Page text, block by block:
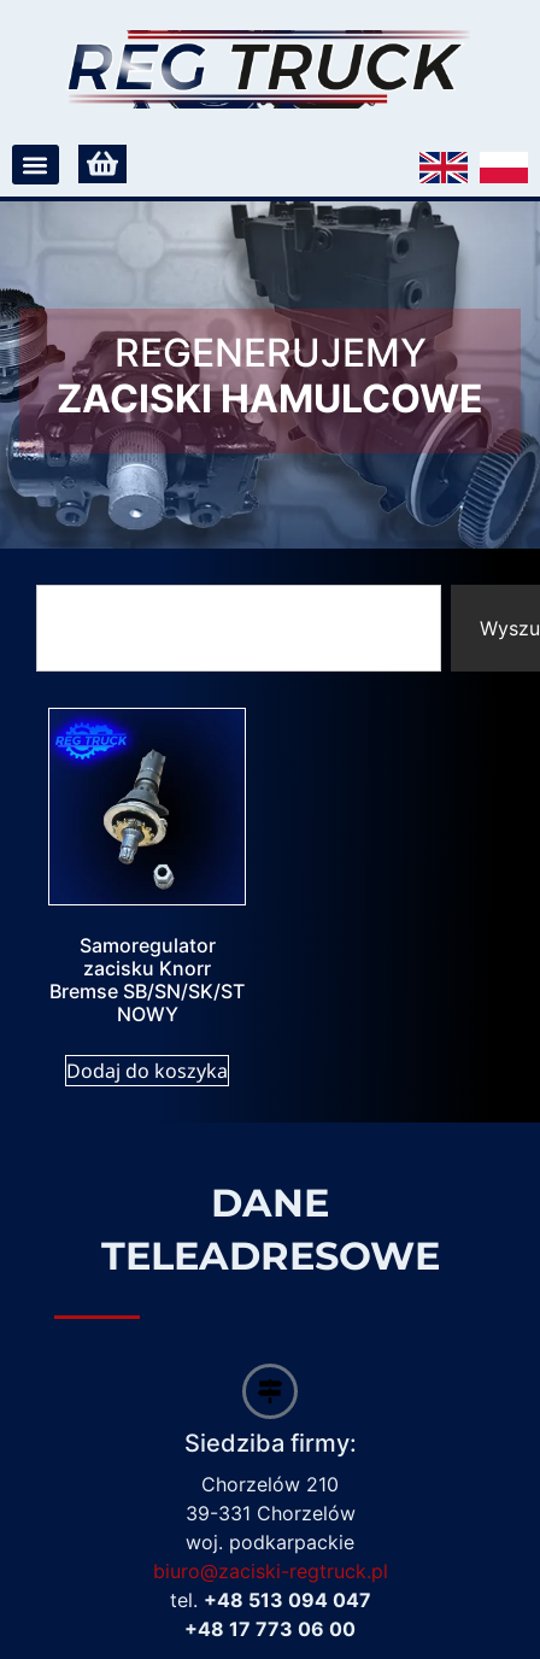
REGENERUJEMY
ZACISKI HAMULCOWE
Samoregulator
zacisku Knorr
Bremse SB/SN/SK/ST
NOWY
Dodaj do koszyka
DANE
TELEADRESOWE
Siedziba firmy:
Chorzelów 210
39-331 Chorzelów
woj. podkarpackie
biuro@zaciski-regtruck.pl
tel. +48 513 094 047
+48 17 773 06 00